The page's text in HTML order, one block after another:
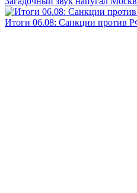
Итоги 06.08: Санкции против